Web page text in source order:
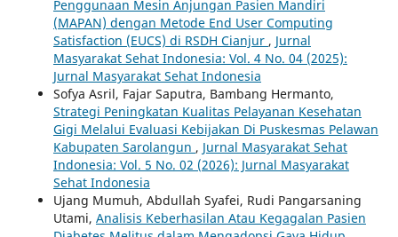
Penggunaan Mesin Anjungan Pasien Mandiri
(MAPAN) dengan Metode End User Computing
Satisfaction (EUCS) di RSDH Cianjur , Jurnal
Masyarakat Sehat Indonesia: Vol. 4 No. 04 (2025):
Jurnal Masyarakat Sehat Indonesia
Sofya Asril, Fajar Saputra, Bambang Hermanto,
Strategi Peningkatan Kualitas Pelayanan Kesehatan
Gigi Melalui Evaluasi Kebijakan Di Puskesmas Pelawan
Kabupaten Sarolangun , Jurnal Masyarakat Sehat
Indonesia: Vol. 5 No. 02 (2026): Jurnal Masyarakat
Sehat Indonesia
Ujang Mumuh, Abdullah Syafei, Rudi Pangarsaning
Utami, Analisis Keberhasilan Atau Kegagalan Pasien